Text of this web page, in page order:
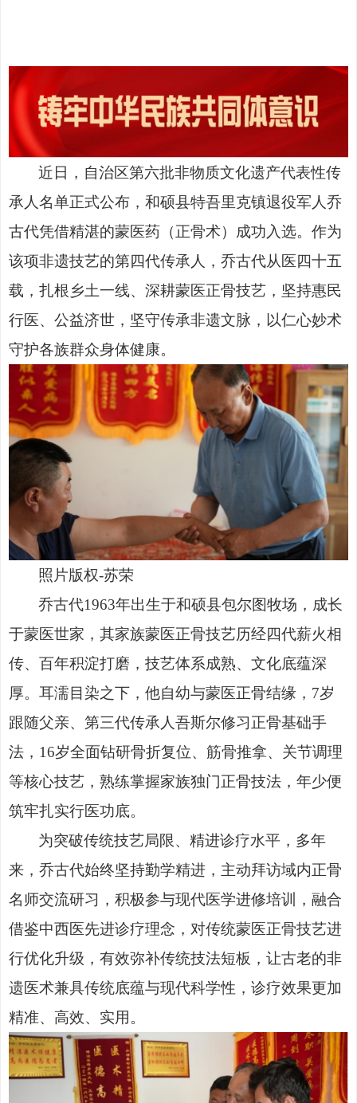
近日，自治区第六批非物质文化遗产代表性传
承人名单正式公布，和硕县特吾里克镇退役军人乔
古代凭借精湛的蒙医药（正骨术）成功入选。作为
该项非遗技艺的第四代传承人，乔古代从医四十五
载，扎根乡土一线、深耕蒙医正骨技艺，坚持惠民
行医、公益济世，坚守传承非遗文脉，以仁心妙术
守护各族群众身体健康。
照片版权-苏荣
乔古代1963年出生于和硕县包尔图牧场，成长
于蒙医世家，其家族蒙医正骨技艺历经四代薪火相
传、百年积淀打磨，技艺体系成熟、文化底蕴深
厚。耳濡目染之下，他自幼与蒙医正骨结缘，7岁
跟随父亲、第三代传承人吾斯尔修习正骨基础手
法，16岁全面钻研骨折复位、筋骨推拿、关节调理
等核心技艺，熟练掌握家族独门正骨技法，年少便
筑牢扎实行医功底。
为突破传统技艺局限、精进诊疗水平，多年
来，乔古代始终坚持勤学精进，主动拜访域内正骨
名师交流研习，积极参与现代医学进修培训，融合
借鉴中西医先进诊疗理念，对传统蒙医正骨技艺进
行优化升级，有效弥补传统技法短板，让古老的非
遗医术兼具传统底蕴与现代科学性，诊疗效果更加
精准、高效、实用。